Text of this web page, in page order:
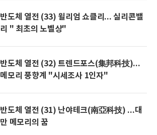
반도체 열전 (33) 윌리엄 쇼클리... 실리콘밸
리 " 최초의 노벨상"
반도체 열전 (32) 트렌드포스(集邦科技)...
메모리 풍향계 "시세조사 1인자"
반도체 열전 (31) 난야테크(南亞科技) ...대
만 메모리의 꿈